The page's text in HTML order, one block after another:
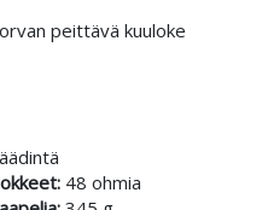
peittävä kuuloke
48 ohmia